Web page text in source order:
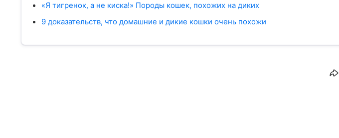
«Я тигренок, а не киска!» Породы кошек, похожих на диких
9 доказательств, что домашние и дикие кошки очень похожи